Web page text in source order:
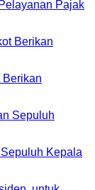
Pajak
Berikan
Kepala